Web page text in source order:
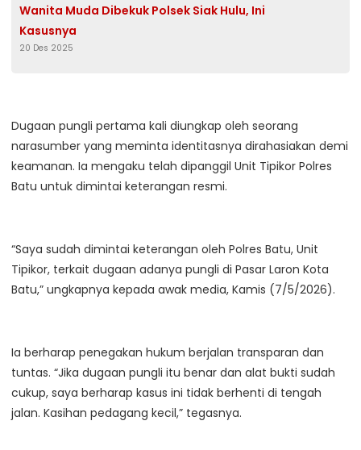
Wanita Muda Dibekuk Polsek Siak Hulu, Ini
Kasusnya
20 Des 2025
Dugaan pungli pertama kali diungkap oleh seorang
narasumber yang meminta identitasnya dirahasiakan demi
keamanan. Ia mengaku telah dipanggil Unit Tipikor Polres
Batu untuk dimintai keterangan resmi.
“Saya sudah dimintai keterangan oleh Polres Batu, Unit
Tipikor, terkait dugaan adanya pungli di Pasar Laron Kota
Batu,” ungkapnya kepada awak media, Kamis (7/5/2026).
Ia berharap penegakan hukum berjalan transparan dan
tuntas. “Jika dugaan pungli itu benar dan alat bukti sudah
cukup, saya berharap kasus ini tidak berhenti di tengah
jalan. Kasihan pedagang kecil,” tegasnya.